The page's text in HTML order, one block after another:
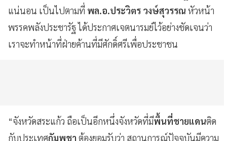
แน่นอน เป็นไปตามที่ พล.อ.ประวิตร วงษ์สุวรรณ หัวหน้า
พรรคพลังประชารัฐ ได้ประกาศเจตนารมย์ไว้อย่างชัดเจนว่า
เราจะทำหน้าที่ฝ่ายค้านที่มีศักดิ์ศรีเพื่อประชาชน
“จังหวัดสระแก้ว ถือเป็นอีกหนึ่งจังหวัดที่มีพื้นที่ชายแดนติด
กับประเทศกัมพูชา ต้องยอมรับว่า สถานการณ์ปัจจุบันมีความ